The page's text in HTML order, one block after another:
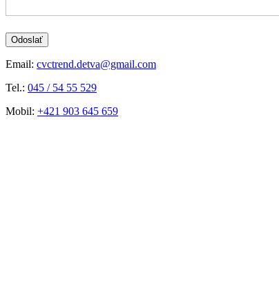
Odoslať
Email: cvctrend.detva@gmail.com
Tel.: 045 / 54 55 529
Mobil: +421 903 645 659